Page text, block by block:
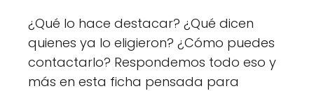
¿Qué lo hace destacar? ¿Qué dicen
quienes ya lo eligieron? ¿Cómo puedes
contactarlo? Respondemos todo eso y
más en esta ficha pensada para